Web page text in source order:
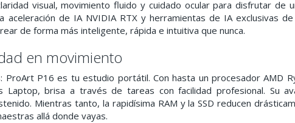
visual, movimiento fluido y cuidado ocular para disfrutar de
aceleración de IA NVIDIA RTX y herramientas de IA exclusivas
de forma más inteligente, rápida e intuitiva que nunca.
en movimiento
ProArt P16 es tu estudio portátil. Con hasta un procesador AMD
Laptop, brisa a través de tareas con facilidad profesional. Su
Mientras tanto, la rapidísima RAM y la SSD reducen
allá donde vayas.